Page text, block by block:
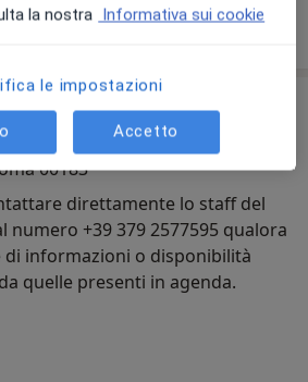
dettagli
Galante
00183
direttamente lo staff del
numero +39 379 2577595 qualora
di informazioni o disponibilità
quelle presenti in agenda.
ulteriori casi clinici è possibile
la nostra Informativa sui cookie
le impostazioni
Accetto